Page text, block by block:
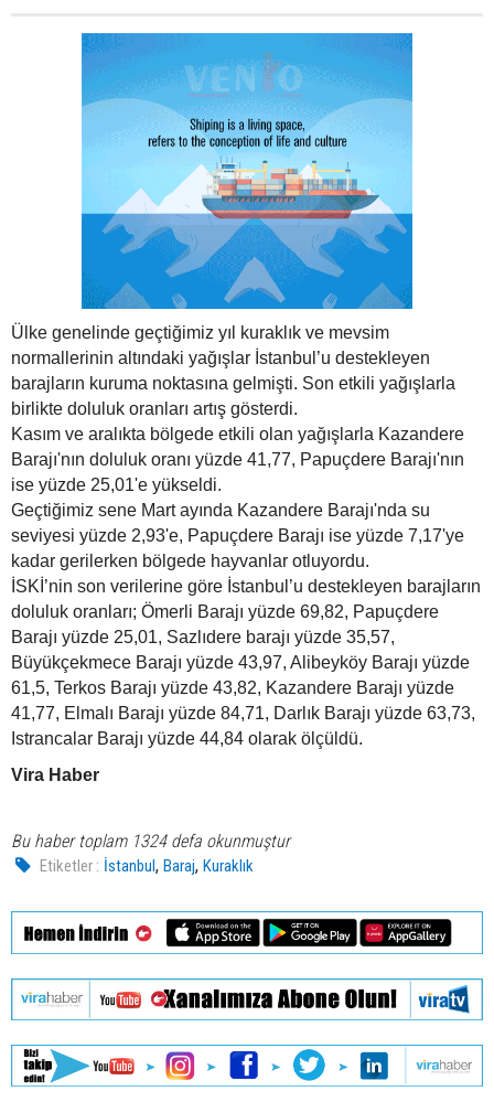
Ülke genelinde geçtiğimiz yıl kuraklık ve mevsim
normallerinin altındaki yağışlar İstanbul’u destekleyen
barajların kuruma noktasına gelmişti. Son etkili yağışlarla
birlikte doluluk oranları artış gösterdi.
Kasım ve aralıkta bölgede etkili olan yağışlarla Kazandere
Barajı'nın doluluk oranı yüzde 41,77, Papuçdere Barajı'nın
ise yüzde 25,01'e yükseldi.
Geçtiğimiz sene Mart ayında Kazandere Barajı'nda su
seviyesi yüzde 2,93'e, Papuçdere Barajı ise yüzde 7,17'ye
kadar gerilerken bölgede hayvanlar otluyordu.
İSKİ’nin son verilerine göre İstanbul’u destekleyen barajların
doluluk oranları; Ömerli Barajı yüzde 69,82, Papuçdere
Barajı yüzde 25,01, Sazlıdere barajı yüzde 35,57,
Büyükçekmece Barajı yüzde 43,97, Alibeyköy Barajı yüzde
61,5, Terkos Barajı yüzde 43,82, Kazandere Barajı yüzde
41,77, Elmalı Barajı yüzde 84,71, Darlık Barajı yüzde 63,73,
Istrancalar Barajı yüzde 44,84 olarak ölçüldü.
Vira Haber
Bu haber toplam 1324 defa okunmuştur
Etiketler : İstanbul,Baraj,Kuraklık